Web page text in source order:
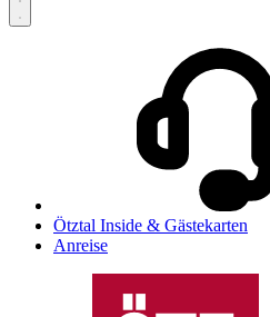
Ötztal Inside & Gästekarten
Anreise